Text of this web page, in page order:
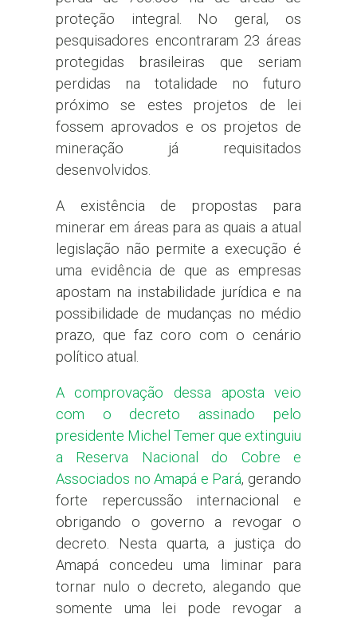
proteção integral. No geral, os
pesquisadores encontraram 23 áreas
protegidas brasileiras que seriam
perdidas na totalidade no futuro
próximo se estes projetos de lei
fossem aprovados e os projetos de
mineração já requisitados
desenvolvidos.
A existência de propostas para
minerar em áreas para as quais a atual
legislação não permite a execução é
uma evidência de que as empresas
apostam na instabilidade jurídica e na
possibilidade de mudanças no médio
prazo, que faz coro com o cenário
político atual.
A comprovação dessa aposta veio
com o decreto assinado pelo
presidente Michel Temer que extinguiu
a Reserva Nacional do Cobre e
Associados no Amapá e Pará, gerando
forte repercussão internacional e
obrigando o governo a revogar o
decreto. Nesta quarta, a justiça do
Amapá concedeu uma liminar para
tornar nulo o decreto, alegando que
somente uma lei pode revogar a